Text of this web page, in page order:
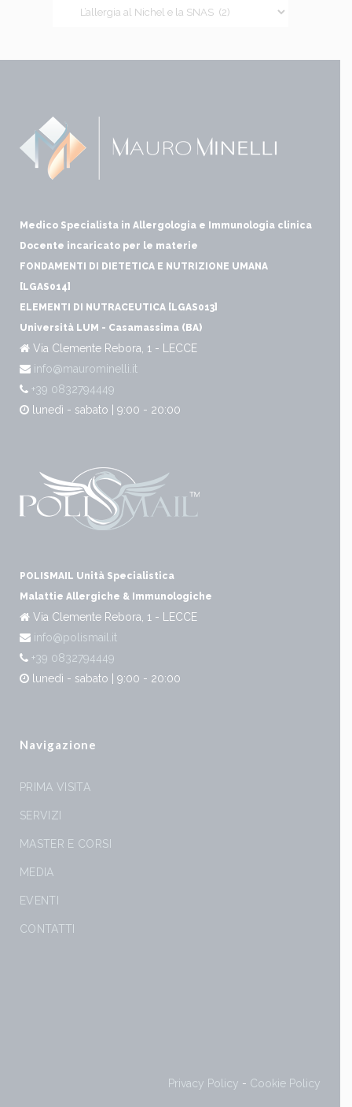
Medico Specialista in Allergologia e Immunologia clinica
Docente incaricato per le materie
FONDAMENTI DI DIETETICA E NUTRIZIONE UMANA
[LGAS014]
ELEMENTI DI NUTRACEUTICA [LGAS013]
Università LUM - Casamassima (BA)
Via Clemente Rebora, 1 - LECCE
info@maurominelli.it
+39 0832794449
lunedì - sabato | 9:00 - 20:00
POLISMAIL Unità Specialistica
Malattie Allergiche & Immunologiche
Via Clemente Rebora, 1 - LECCE
info@polismail.it
+39 0832794449
lunedì - sabato | 9:00 - 20:00
Navigazione
PRIMA VISITA
SERVIZI
MASTER E CORSI
MEDIA
EVENTI
CONTATTI
Privacy Policy - Cookie Policy